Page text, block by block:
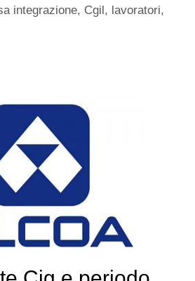
integrazione, Cgil, lavoratori,